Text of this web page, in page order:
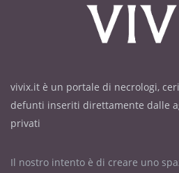
vivix.it è un portale di necrologi,
defunti inseriti direttamente dalle
privati
Il nostro intento è di creare uno